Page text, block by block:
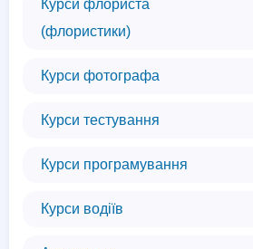
Курси флориста
(флористики)
Курси фотографа
Курси тестування
Курси програмування
Курси водіїв